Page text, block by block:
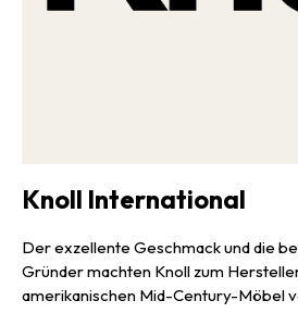
Knoll International
Der exzellente Geschmack und die
Gründer machten Knoll zum
amerikanischen Mid-Century-Möbel